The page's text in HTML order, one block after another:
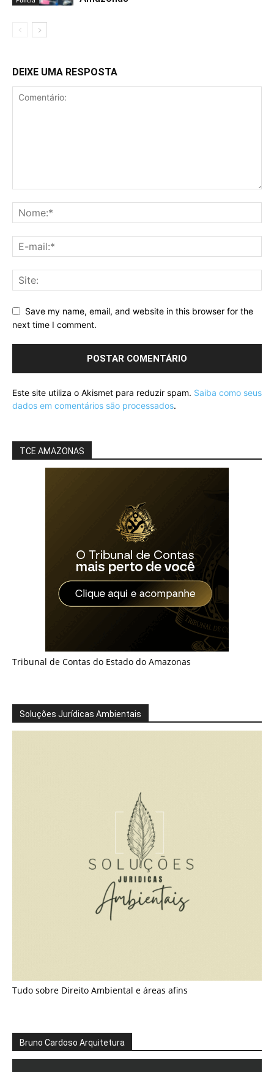
DEIXE UMA RESPOSTA
Save my name, email, and website in this browser for the
next time I comment.
Este site utiliza o Akismet para reduzir spam. Saiba como seus
dados em comentários são processados.
TCE AMAZONAS
Tribunal de Contas do Estado do Amazonas
Soluções Jurídicas Ambientais
Tudo sobre Direito Ambiental e áreas afins
Bruno Cardoso Arquitetura